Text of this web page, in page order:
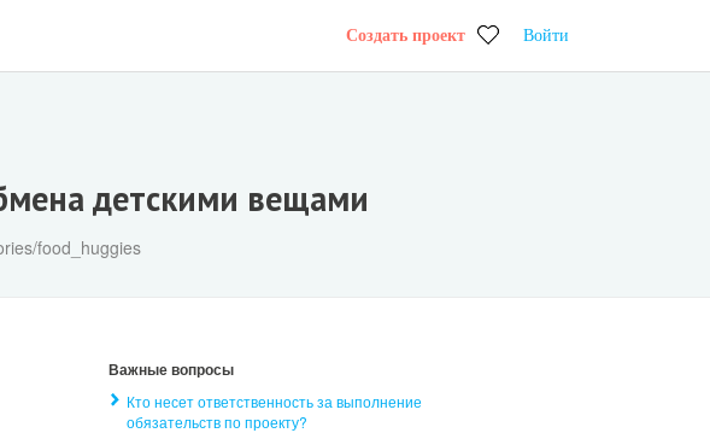
Создать проект Войти
детскими вещами
food_huggies
Важные вопросы
Кто несет ответственность за выполнение
обязательств по проекту?